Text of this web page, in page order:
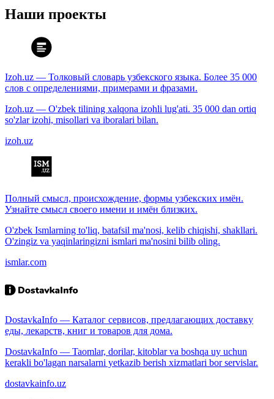
Наши проекты
Izoh.uz — Толковый словарь узбекского языка. Более 35 000
слов с определениями, примерами и фразами.
Izoh.uz — O'zbek tilining xalqona izohli lug'ati. 35 000 dan ortiq
so'zlar izohi, misollari va iboralari bilan.
izoh.uz
Полный смысл, происхождение, формы узбекских имён.
Узнайте смысл своего имени и имён близких.
O'zbek Ismlarning to'liq, batafsil ma'nosi, kelib chiqishi, shakllari.
O'zingiz va yaqinlaringizni ismlari ma'nosini bilib oling.
ismlar.com
DostavkaInfo — Каталог сервисов, предлагающих доставку
еды, лекарств, книг и товаров для дома.
DostavkaInfo — Taomlar, dorilar, kitoblar va boshqa uy uchun
kerakli bo'lagan narsalarni yetkazib berish xizmatlari bor servislar.
dostavkainfo.uz